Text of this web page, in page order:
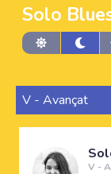
Solo
V - Avançat
V -